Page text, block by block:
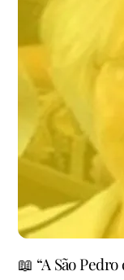
📖 “A São